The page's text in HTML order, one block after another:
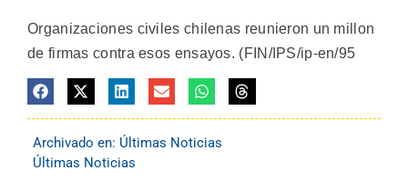
Organizaciones civiles chilenas reunieron un millon
de firmas contra esos ensayos. (FIN/IPS/ip-en/95
Archivado en: Últimas Noticias
Últimas Noticias